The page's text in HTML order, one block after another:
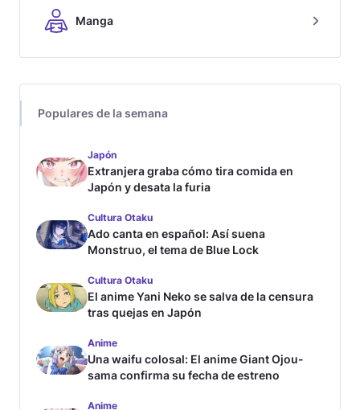
Manga
Populares de la semana
Japón
Extranjera graba cómo tira comida en
Japón y desata la furia
Cultura Otaku
Ado canta en español: Así suena
Monstruo, el tema de Blue Lock
Cultura Otaku
El anime Yani Neko se salva de la censura
tras quejas en Japón
Anime
Una waifu colosal: El anime Giant Ojou-
sama confirma su fecha de estreno
Anime